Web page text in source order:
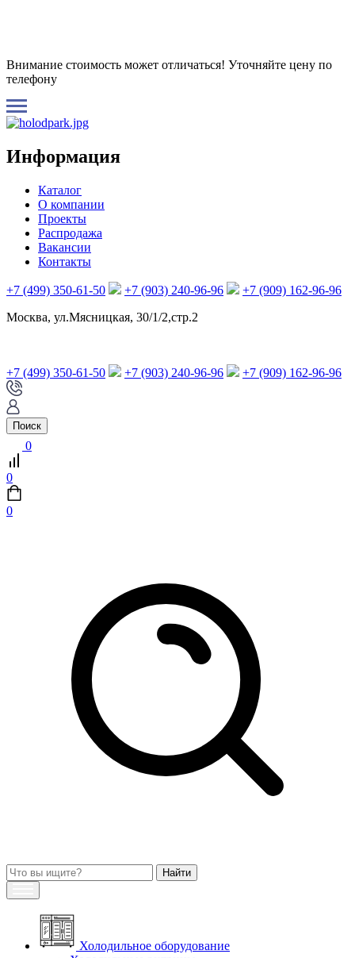
Внимание стоимость может отличаться! Уточняйте цену по
телефону
Информация
Каталог
О компании
Проекты
Распродажа
Вакансии
Контакты
+7 (499) 350-61-50 +7 (903) 240-96-96
+7 (909) 162-96-96
Москва, ул.Мясницкая, 30/1/2,стр.2
+7 (499) 350-61-50 +7 (903) 240-96-96 +7 (909) 162-96-96
Поиск
0
0
0
Холодильное оборудование